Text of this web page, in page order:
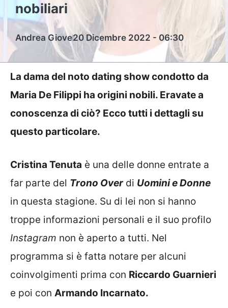
nobiliari
Andrea Giove20 Dicembre 2022 - 06:30
La dama del noto dating show condotto da
Maria De Filippi ha origini nobili. Eravate a
conoscenza di ciò? Ecco tutti i dettagli su
questo particolare.
Cristina Tenuta è una delle donne entrate a
far parte del Trono Overdi Uomini e Donne
in questa stagione. Su di lei non si hanno
troppe informazioni personali e il suo profilo
Instagram non è aperto a tutti. Nel
programma si è fatta notare per alcuni
coinvolgimenti prima con Riccardo Guarnieri
e poi con Armando Incarnato.